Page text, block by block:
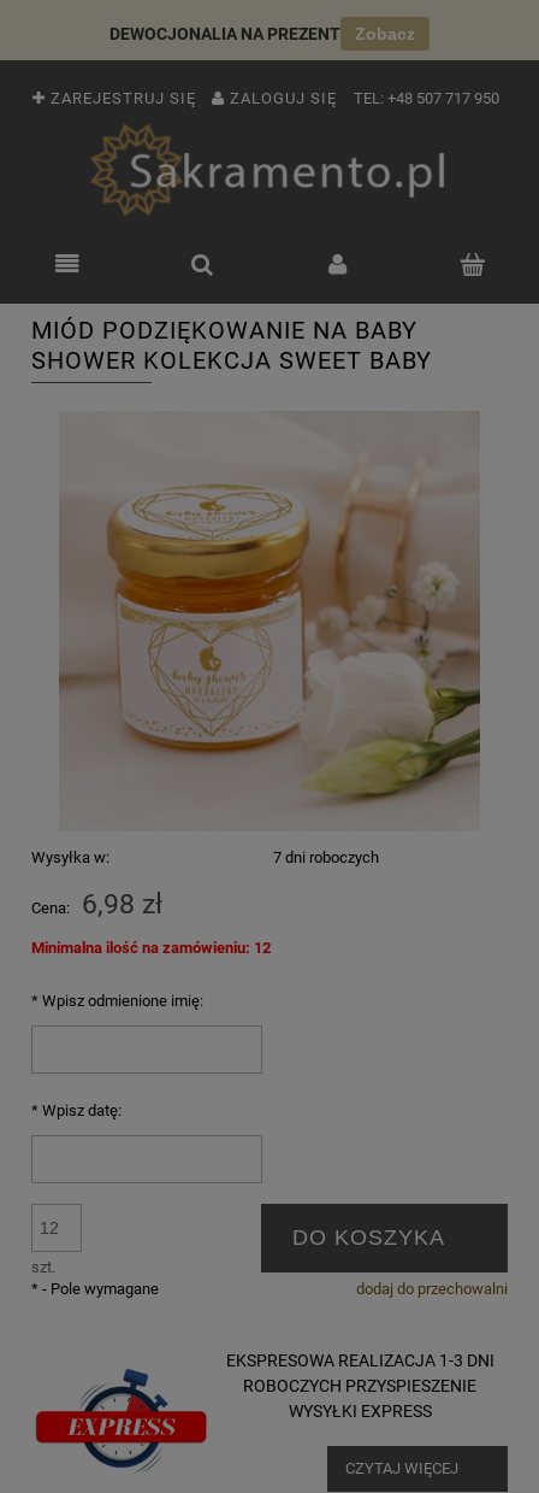
DEWOCJONALIA NA PREZENT Zobacz
ZAREJESTRUJ SIĘ ZALOGUJ SIĘ TEL: +48 507 717 950
MIÓD PODZIĘKOWANIE NA BABY
SHOWER KOLEKCJA SWEET BABY
Wysyłka w: 7 dni roboczych
Cena: 6,98 zł
Minimalna ilość na zamówieniu: 12
* Wpisz odmienione imię:
* Wpisz datę:
szt.
DO KOSZYKA
dodaj do przechowalni
* - Pole wymagane
EKSPRESOWA REALIZACJA 1-3 DNI
ROBOCZYCH PRZYSPIESZENIE
WYSYŁKI EXPRESS
CZYTAJ WIĘCEJ